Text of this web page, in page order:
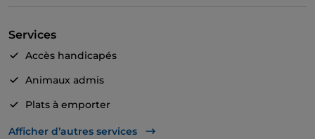
Services
Accès handicapés
Animaux admis
Plats à emporter
Non-fumeurs
Afficher d’autres services